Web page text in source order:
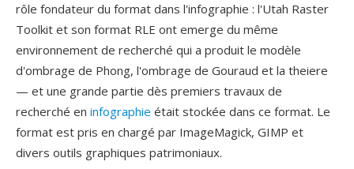
rôle fondateur du format dans l'infographie : l'Utah Raster
Toolkit et son format RLE ont emerge du même
environnement de recherché qui a produit le modèle
d'ombrage de Phong, l'ombrage de Gouraud et la theiere
— et une grande partie dès premiers travaux de
recherché en infographie était stockée dans ce format. Le
format est pris en chargé par ImageMagick, GIMP et
divers outils graphiques patrimoniaux.